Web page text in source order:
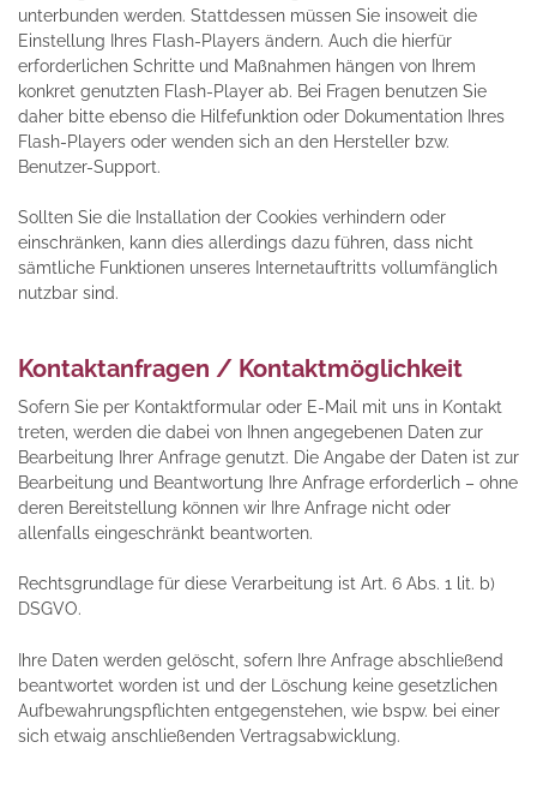
unterbunden werden. Stattdessen müssen Sie insoweit die
Einstellung Ihres Flash-Players ändern. Auch die hierfür
erforderlichen Schritte und Maßnahmen hängen von Ihrem
konkret genutzten Flash-Player ab. Bei Fragen benutzen Sie
daher bitte ebenso die Hilfefunktion oder Dokumentation Ihres
Flash-Players oder wenden sich an den Hersteller bzw.
Benutzer-Support.
Sollten Sie die Installation der Cookies verhindern oder
einschränken, kann dies allerdings dazu führen, dass nicht
sämtliche Funktionen unseres Internetauftritts vollumfänglich
nutzbar sind.
Kontaktanfragen / Kontaktmöglichkeit
Sofern Sie per Kontaktformular oder E-Mail mit uns in Kontakt
treten, werden die dabei von Ihnen angegebenen Daten zur
Bearbeitung Ihrer Anfrage genutzt. Die Angabe der Daten ist zur
Bearbeitung und Beantwortung Ihre Anfrage erforderlich – ohne
deren Bereitstellung können wir Ihre Anfrage nicht oder
allenfalls eingeschränkt beantworten.
Rechtsgrundlage für diese Verarbeitung ist Art. 6 Abs. 1 lit. b)
DSGVO.
Ihre Daten werden gelöscht, sofern Ihre Anfrage abschließend
beantwortet worden ist und der Löschung keine gesetzlichen
Aufbewahrungspflichten entgegenstehen, wie bspw. bei einer
sich etwaig anschließenden Vertragsabwicklung.